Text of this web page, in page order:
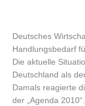
Deutsches
Handlungsbedarf
Die aktuelle
Deutschland als
Damals reagierte
der „Agenda